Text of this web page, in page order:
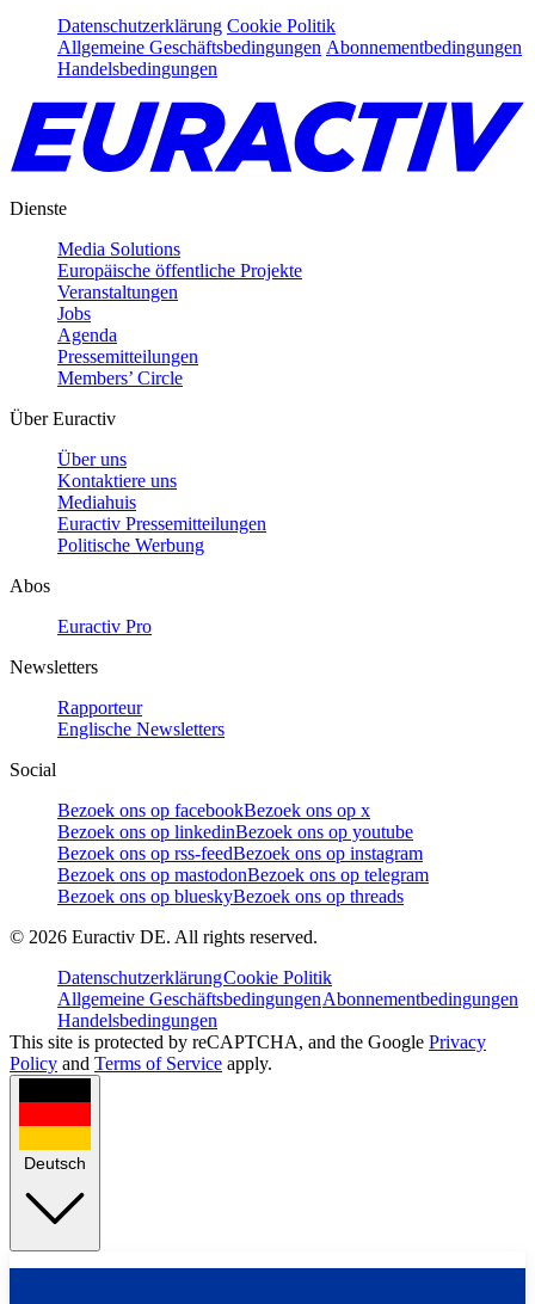
Datenschutzerklärung Cookie Politik
Allgemeine Geschäftsbedingungen Abonnementbedingungen
Handelsbedingungen
Dienste
Media Solutions
Europäische öffentliche Projekte
Veranstaltungen
Jobs
Agenda
Pressemitteilungen
Members’ Circle
Über Euractiv
Über uns
Kontaktiere uns
Mediahuis
Euractiv Pressemitteilungen
Politische Werbung
Abos
Euractiv Pro
Newsletters
Rapporteur
Englische Newsletters
Social
Bezoek ons op facebookBezoek ons op x
Bezoek ons op linkedinBezoek ons op youtube
Bezoek ons op rss-feedBezoek ons op instagram
Bezoek ons op mastodonBezoek ons op telegram
Bezoek ons op blueskyBezoek ons op threads
© 2026 Euractiv DE. All rights reserved.
DatenschutzerklärungCookie Politik
Allgemeine GeschäftsbedingungenAbonnementbedingungen
Handelsbedingungen
This site is protected by reCAPTCHA, and the Google Privacy
Policy and Terms of Service apply.
Deutsch